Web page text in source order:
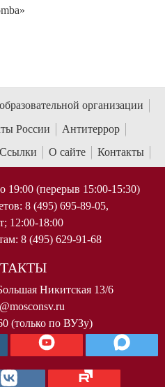
организации
России
Антитеррор
Ссылки О сайте Контакты
19:00 (перерыв 15:00-15:30)
8 (495) 695-89-05,
12:00-18:00
8 (495) 629-91-68
Никитская 13/6
(только по ВУЗу)